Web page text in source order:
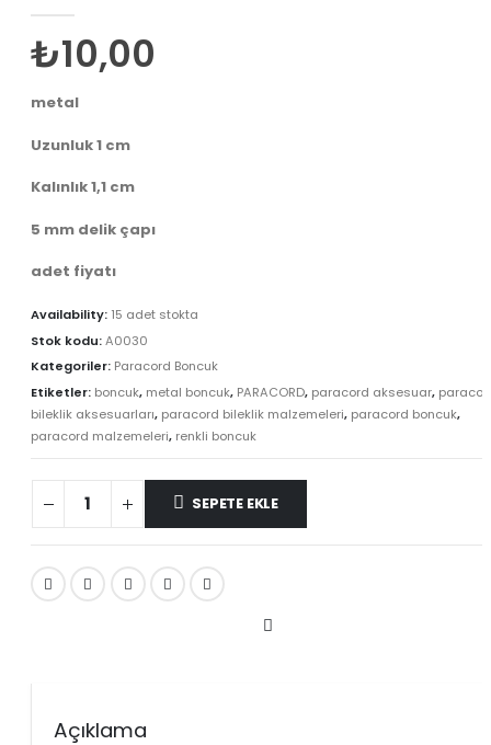
₺10,00
metal
Uzunluk 1 cm
Kalınlık 1,1 cm
5 mm delik çapı
adet fiyatı
Availability: 15 adet stokta
Stok kodu:A0030
Kategoriler: Paracord Boncuk
Etiketler: boncuk, metal boncuk, PARACORD, paracord aksesuar,
bileklik aksesuarları, paracord bileklik malzemeleri, paracord boncuk,
paracord malzemeleri, renkli boncuk
SEPETE EKLE
Açıklama